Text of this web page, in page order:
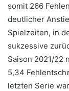
somit 266
deutlicher
Spielzeiten, in
sukzessive
Saison 2021/22
5,34
letzten Serie